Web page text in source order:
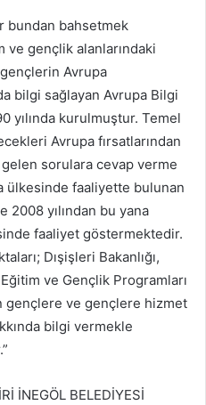
bundan bahsetmek
gençlik alanlarındaki
gençlerin Avrupa
bilgi sağlayan Avrupa Bilgi
yılında kurulmuştur. Temel
Avrupa fırsatlarından
sorulara cevap verme
ülkesinde faaliyette bulunan
2008 yılından bu yana
faaliyet göstermektedir.
Dışişleri Bakanlığı,
ve Gençlik Programları
gençlere ve gençlere hizmet
bilgi vermekle
İNEGÖL BELEDİYESİ